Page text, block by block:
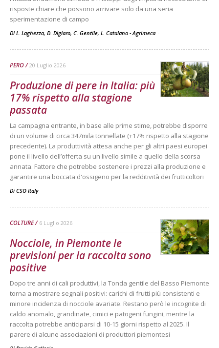
risposte chiare che possono arrivare solo da una seria
sperimentazione di campo
Di L. Laghezza, D. Digiaro, C. Gentile, L. Catalano - Agrimeca -
PERO 20 Luglio 2026
Produzione di pere in Italia: più
17% rispetto alla stagione
passata
La campagna entrante, in base alle prime stime, potrebbe disporre
di un volume di circa 347mila tonnellate (+17% rispetto alla stagione
precedente). La produttività attesa anche per gli altri paesi europei
pone il livello dell’offerta su un livello simile a quello della scorsa
annata. Fattore che potrebbe sostenere i prezzi alla produzione e
garantire una boccata d'ossigeno per la redditività dei frutticoltori
Di CSO Italy
COLTURE 6 Luglio 2026
Nocciole, in Piemonte le
previsioni per la raccolta sono
positive
Dopo tre anni di cali produttivi, la Tonda gentile del Basso Piemonte
torna a mostrare segnali positivi: carichi di frutti più consistenti e
minore incidenza di nocciole avariate. Restano però le incognite di
caldo anomalo, grandinate, cimici e patogeni fungini, mentre la
raccolta potrebbe anticiparsi di 10-15 giorni rispetto al 2025. Il
parere di alcune associazioni di produttori piemontesi